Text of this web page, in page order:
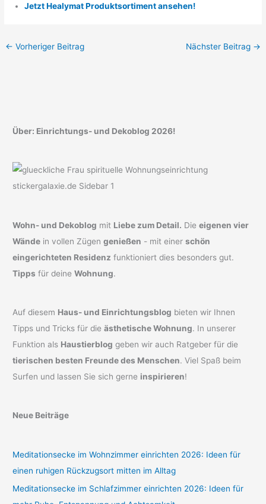
Jetzt Healymat Produktsortiment ansehen!
← Vorheriger Beitrag Nächster Beitrag →
Über: Einrichtungs- und Dekoblog 2026!
Wohn- und Dekoblog mit Liebe zum Detail. Dieeigenen vier
Wände in vollen Zügengenießen - mit einerschön
eingerichteten Residenz funktioniert dies besonders gut.
Tipps für deineWohnung.
Auf diesem Haus- und Einrichtungsblog bieten wir Ihnen
Tipps und Tricks für dieästhetische Wohnung. In unserer
Funktion als Haustierblog geben wir auch Ratgeber für die
tierischen besten Freunde des Menschen. Viel Spaß beim
Surfen und lassen Sie sich gerne inspirieren!
Neue Beiträge
Meditationsecke im Wohnzimmer einrichten 2026: Ideen für
einen ruhigen Rückzugsort mitten im Alltag
Meditationsecke im Schlafzimmer einrichten 2026: Ideen für